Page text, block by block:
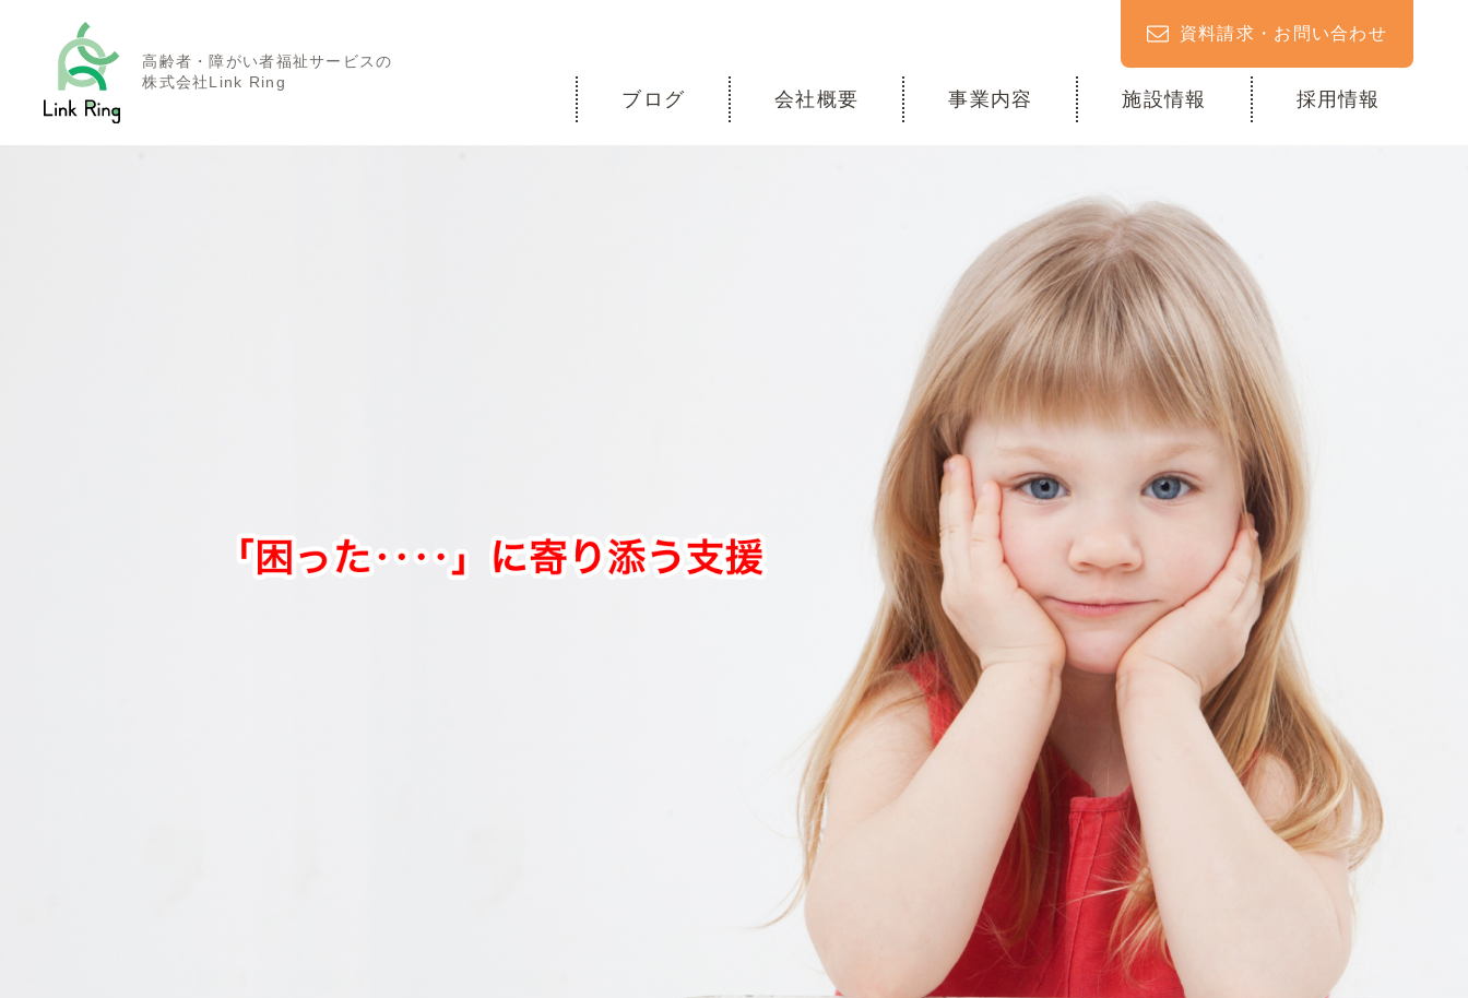
高齢者・障がい者福祉サービスの
株式会社Link Ring
資料請求・お問い合わせ
ブログ 会社概要 事業内容 施設情報 採用情報